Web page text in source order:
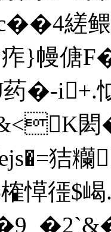
縒鳂
}幔傏
药�-
閎
狤
愺徰$